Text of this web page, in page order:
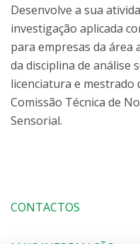
Desenvolve a sua
investigação aplicada
para empresas da área
da disciplina de análise
licenciatura e mestrado
Comissão Técnica de
Sensorial.
CONTACTOS